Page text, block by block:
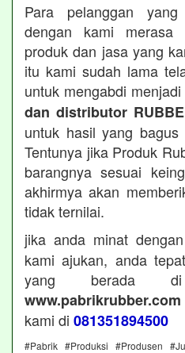
Para pelanggan
dengan kami merasa
produk dan jasa yang
itu kami sudah lama
untuk mengabdi menjadi
dan distributor
untuk hasil yang
Tentunya jika Produk
barangnya sesuai
akhirmya akan
tidak ternilai.
jika anda minat dengan
kami ajukan, anda
yang berada
www.pabrikrubber.com
kami di 081351894500
#Pabrik #Produksi #Produsen